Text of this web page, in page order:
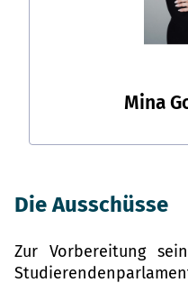
Mina
Die Ausschüsse
Zur Vorbereitung